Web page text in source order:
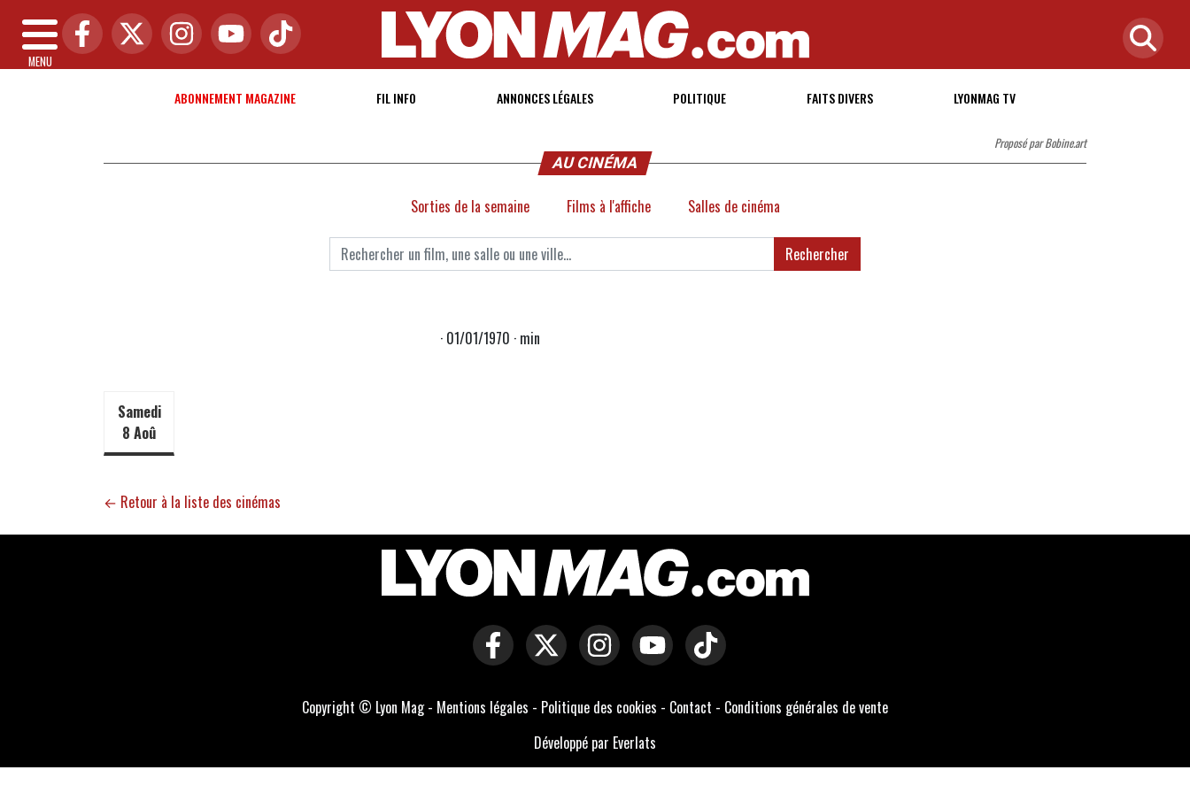
MENU
ABONNEMENT MAGAZINE FIL INFO ANNONCES LÉGALES POLITIQUE FAITS DIVERS LYONMAG TV
Proposé par Bobine.art
AU CINÉMA
Sorties de la semaine Films à l'affiche Salles de cinéma
Rechercher
· 01/01/1970 · min
Samedi
8 Aoû
← Retour à la liste des cinémas
Copyright © Lyon Mag - Mentions légales - Politique des cookies - Contact - Conditions générales de vente
Développé par Everlats